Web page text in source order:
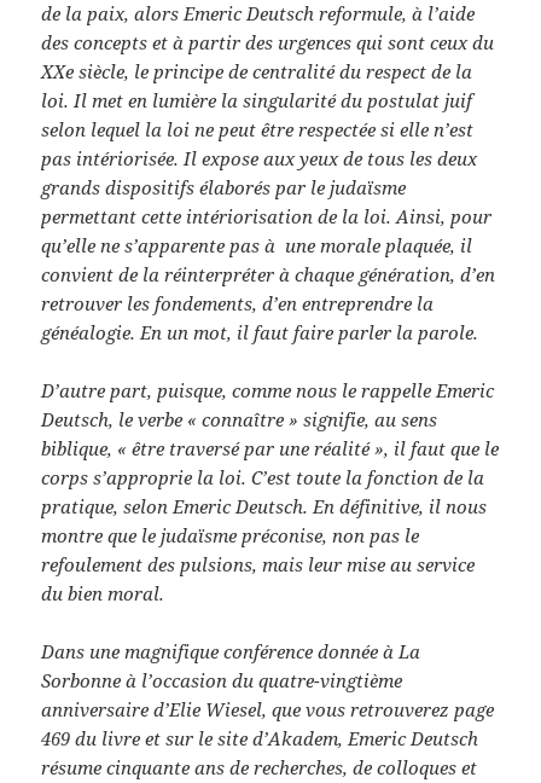
de la paix, alors Emeric Deutsch reformule, à l’aide
des concepts et à partir des urgences qui sont ceux du
XXe siècle, le principe de centralité du respect de la
loi. Il met en lumière la singularité du postulat juif
selon lequel la loi ne peut être respectée si elle n’est
pas intériorisée. Il expose aux yeux de tous les deux
grands dispositifs élaborés par le judaïsme
permettant cette intériorisation de la loi. Ainsi, pour
qu’elle ne s’apparente pas à une morale plaquée, il
convient de la réinterpréter à chaque génération, d’en
retrouver les fondements, d’en entreprendre la
généalogie. En un mot, il faut faire parler la parole.
D’autre part, puisque, comme nous le rappelle Emeric
Deutsch, le verbe « connaître » signifie, au sens
biblique, « être traversé par une réalité », il faut que le
corps s’approprie la loi. C’est toute la fonction de la
pratique, selon Emeric Deutsch. En définitive, il nous
montre que le judaïsme préconise, non pas le
refoulement des pulsions, mais leur mise au service
du bien moral.
Dans une magnifique conférence donnée à La
Sorbonne à l’occasion du quatre-vingtième
anniversaire d’Elie Wiesel, que vous retrouverez page
469 du livre et sur le site d’Akadem, Emeric Deutsch
résume cinquante ans de recherches, de colloques et